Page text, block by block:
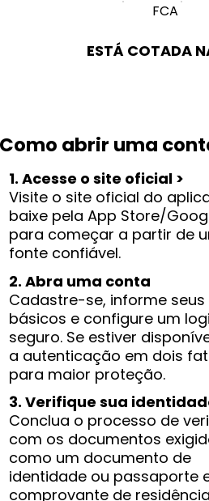
FCA
ESTÁ COTADA
Como abrir uma
1. Acesse o site oficial >
Visite o site oficial do
baixe pela App Store/
para começar a partir de
fonte confiável.
2. Abra uma conta
Cadastre-se, informe
básicos e configure um
seguro. Se estiver
a autenticação em dois
para maior proteção.
3. Verifique sua
Conclua o processo de
com os documentos
como um documento de
identidade ou passaporte
comprovante de